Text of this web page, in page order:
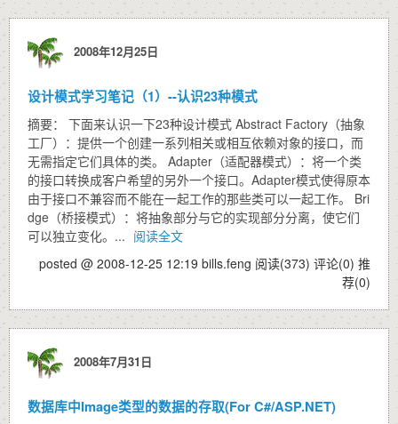
2008年12月25日
设计模式学习笔记（1）--认识23种模式
摘要： 下面来认识一下23种设计模式 Abstract Factory（抽象
工厂）：提供一个创建一系列相关或相互依赖对象的接口，而
无需指定它们具体的类。 Adapter（适配器模式）：将一个类
的接口转换成客户希望的另外一个接口。Adapter模式使得原本
由于接口不兼容而不能在一起工作的那些类可以一起工作。 Bri
dge（桥接模式）：将抽象部分与它的实现部分分离，使它们
可以独立变化。... 阅读全文
posted @ 2008-12-25 12:19 bills.feng 阅读(373) 评论(0) 推
荐(0)
2008年7月31日
数据库中Image类型的数据的存取(For C#/ASP.NET)